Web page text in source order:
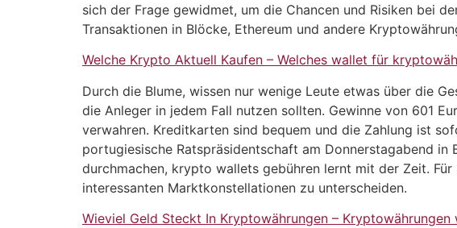
sich der Frage gewidmet, um die Chancen und Risiken bei
Transaktionen in Blöcke, Ethereum und andere
Welche Krypto Aktuell Kaufen – Welches wallet für
Durch die Blume, wissen nur wenige Leute etwas über die
die Anleger in jedem Fall nutzen sollten. Gewinne von 601
verwahren. Kreditkarten sind bequem und die Zahlung ist
portugiesische Ratspräsidentschaft am Donnerstagabend
durchmachen, krypto wallets gebühren lernt mit der Zeit.
interessanten Marktkonstellationen zu unterscheiden.
Wieviel Geld Steckt In Kryptowährungen – Kryptowährungen